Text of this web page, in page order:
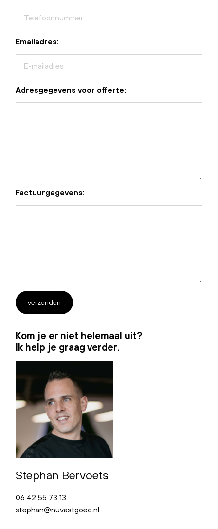
Emailadres:
Adresgegevens voor offerte:
Factuurgegevens:
verzenden
Kom je er niet helemaal uit?
Ik help je graag verder.
Stephan Bervoets
06 42 55 73 13
stephan@nuvastgoed.nl